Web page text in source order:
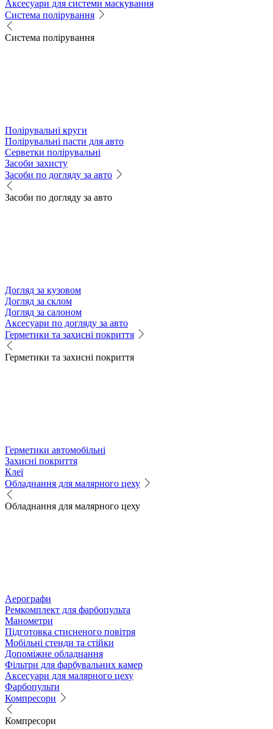
Аксесуари для системи маскування
Система полірування
Система полірування
Полірувальні круги
Полірувальні пасти для авто
Серветки полірувальні
Засоби захисту
Засоби по догляду за авто
Засоби по догляду за авто
Догляд за кузовом
Догляд за склом
Догляд за салоном
Аксесуари по догляду за авто
Герметики та захисні покриття
Герметики та захисні покриття
Герметики автомобільні
Захисні покриття
Клеї
Обладнання для малярного цеху
Обладнання для малярного цеху
Аерографи
Ремкомплект для фарбопульта
Манометри
Підготовка стисненого повітря
Мобільні стенди та стійки
Допоміжне обладнання
Фільтри для фарбувальних камер
Аксесуари для малярного цеху
Фарбопульти
Компресори
Компресори